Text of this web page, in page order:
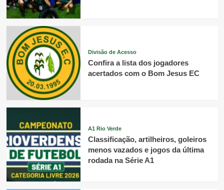
Divisão de Acesso
Confira a lista dos jogadores
acertados com o Bom Jesus EC
A1 Rio Verde
Classificação, artilheiros, goleiros
menos vazados e jogos da última
rodada na Série A1